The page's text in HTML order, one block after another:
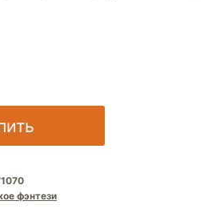
фэнтези